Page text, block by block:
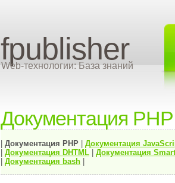
fpublisher
Web-технологии: База знаний
Документация PHP
Документация PHP Документация
Документация DHTML Документация
Документация bash